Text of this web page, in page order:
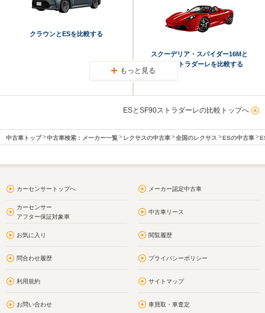
クラウンとESを比較する
スクーデリア・スパイダー16Mと
SF90ストラダーレを比較する
もっと見る
ESとSF90ストラダーレの比較トップへ
中古車トップ 中古車検索：メーカー一覧 レクサスの中古車 全国のレクサス ESの中古車
カーセンサートップへ メーカー認定中古車
カーセンサー
アフター保証対象車
中古車リース
お気に入り 閲覧履歴
問合わせ履歴 プライバシーポリシー
利用規約 サイトマップ
お問い合わせ 車買取・車査定